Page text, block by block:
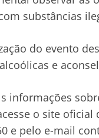
substâncias
do evento
e
informações
o site oficial
e pelo e-mail